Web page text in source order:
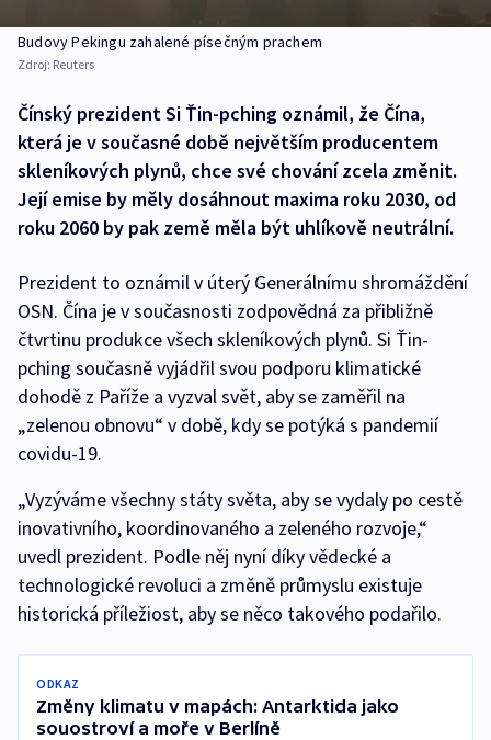
Budovy Pekingu zahalené písečným prachem
Zdroj: Reuters
Čínský prezident Si Ťin-pching oznámil, že Čína,
která je v současné době největším producentem
skleníkových plynů, chce své chování zcela změnit.
Její emise by měly dosáhnout maxima roku 2030, od
roku 2060 by pak země měla být uhlíkově neutrální.
Prezident to oznámil v úterý Generálnímu shromáždění
OSN. Čína je v současnosti zodpovědná za přibližně
čtvrtinu produkce všech skleníkových plynů. Si Ťin-
pching současně vyjádřil svou podporu klimatické
dohodě z Paříže a vyzval svět, aby se zaměřil na
„zelenou obnovu“ v době, kdy se potýká s pandemií
covidu-19.
„Vyzýváme všechny státy světa, aby se vydaly po cestě
inovativního, koordinovaného a zeleného rozvoje,“
uvedl prezident. Podle něj nyní díky vědecké a
technologické revoluci a změně průmyslu existuje
historická příležiost, aby se něco takového podařilo.
ODKAZ
Změny klimatu v mapách: Antarktida jako
souostroví a moře v Berlíně